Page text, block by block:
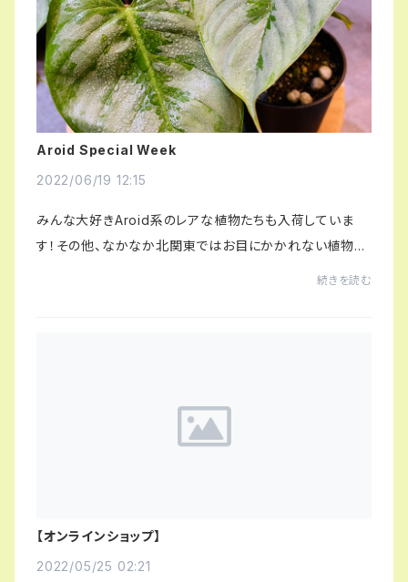
Aroid Special Week
2022/06/19 12:15
みんな大好きAroid系のレアな植物たちも入荷していま
す！その他、なかなか北関東ではお目にかかれない植物も
続きを読む
【オンラインショップ】
2022/05/25 02:21